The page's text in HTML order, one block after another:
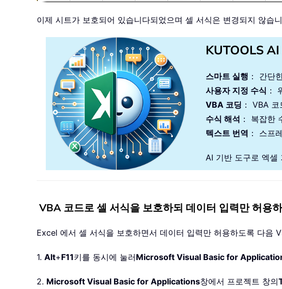
이제 시트가 보호되어 있습니다되었으며 셀 서식은 변경되지 않습
KUTOOLS
스마트 실행 ： 간단
사용자 지정 수식 ：
VBA 코딩 ： VBA
수식 해석 ： 복잡한
텍스트 번역 ： 스프
AI 기반 도구로 엑셀
VBA 코드로 셀 서식을 보호하되 데이터 입력만 허용
Excel 에서 셀 서식을 보호하면서 데이터 입력만 허용하도록 다음
1. Alt+F11키를 동시에 눌러Microsoft Visual Basic for
2. Microsoft Visual Basic for Applications창에서 프로젝트 창의